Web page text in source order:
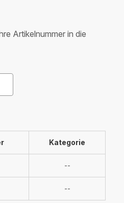
Artikelnummer in die
Kategorie
--Nicht
verfügbar
--Nicht
verfügbar